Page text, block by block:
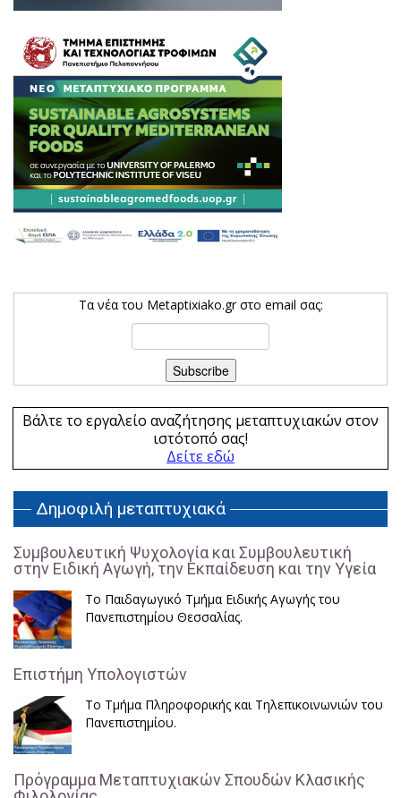
Τα νέα του Metaptixiako.gr στο email σας:
Βάλτε το εργαλείο αναζήτησης μεταπτυχιακών στον
ιστότοπό σας!
Δείτε εδώ
Δημοφιλή μεταπτυχιακά
Συμβουλευτική Ψυχολογία και Συμβουλευτική
στην Ειδική Αγωγή, την Εκπαίδευση και την Υγεία
Το Παιδαγωγικό Τμήμα Ειδικής Αγωγής του
Πανεπιστημίου Θεσσαλίας.
Επιστήμη Υπολογιστών
Το Τμήμα Πληροφορικής και Τηλεπικοινωνιών του
Πανεπιστημίου.
Πρόγραμμα Μεταπτυχιακών Σπουδών Κλασικής